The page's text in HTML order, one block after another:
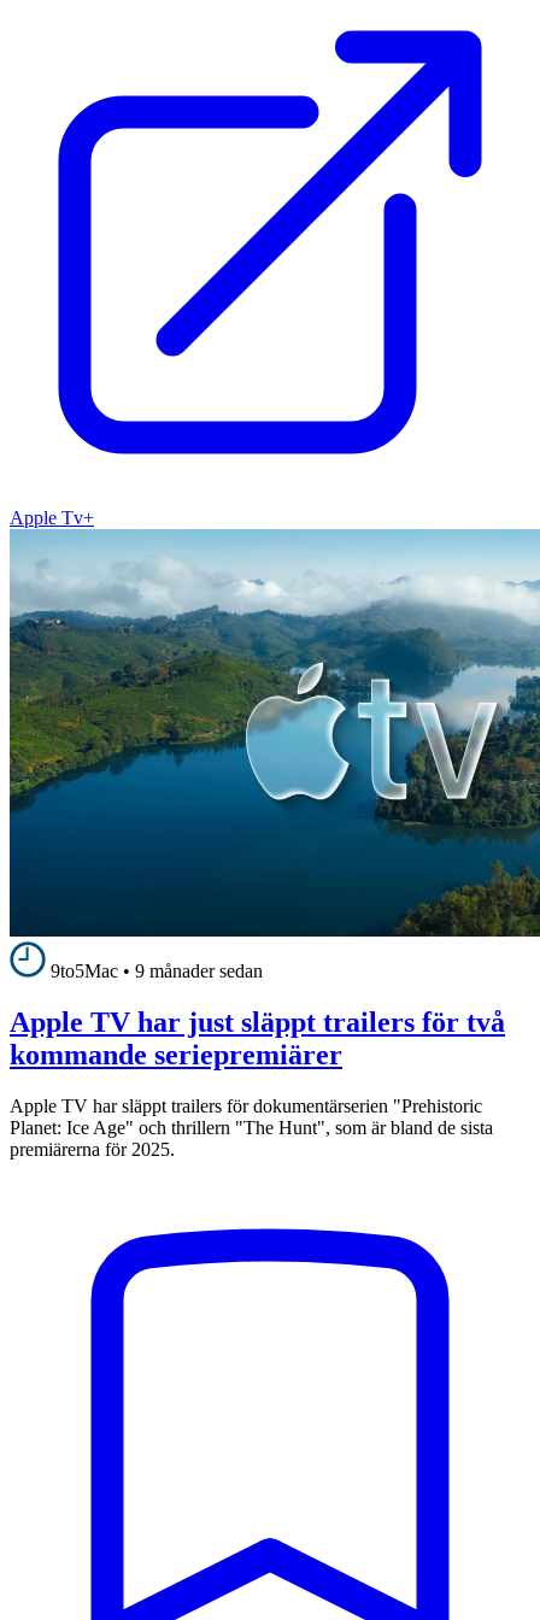
Apple Tv+
9to5Mac • 9 månader sedan
Apple TV har just släppt trailers för två
kommande seriepremiärer
Apple TV har släppt trailers för dokumentärserien "Prehistoric
Planet: Ice Age" och thrillern "The Hunt", som är bland de sista
premiärerna för 2025.